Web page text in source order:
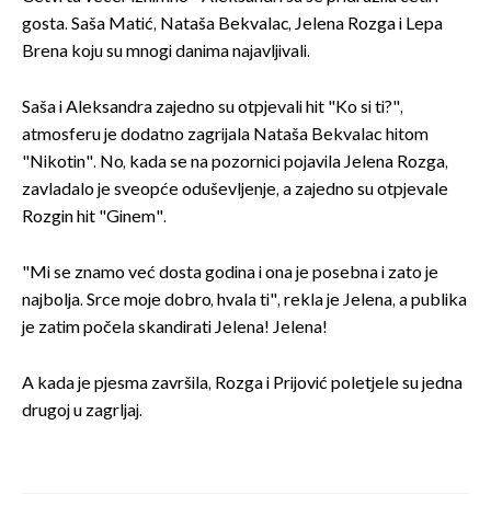
gosta. Saša Matić, Nataša Bekvalac, Jelena Rozga i Lepa
Brena koju su mnogi danima najavljivali.
Saša i Aleksandra zajedno su otpjevali hit "Ko si ti?",
atmosferu je dodatno zagrijala Nataša Bekvalac hitom
"Nikotin". No, kada se na pozornici pojavila Jelena Rozga,
zavladalo je sveopće oduševljenje, a zajedno su otpjevale
Rozgin hit "Ginem".
"Mi se znamo već dosta godina i ona je posebna i zato je
najbolja. Srce moje dobro, hvala ti", rekla je Jelena, a publika
je zatim počela skandirati Jelena! Jelena!
A kada je pjesma završila, Rozga i Prijović poletjele su jedna
drugoj u zagrljaj.